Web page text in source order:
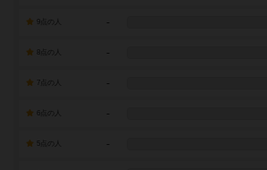
-
-
7点の人 -
-
-